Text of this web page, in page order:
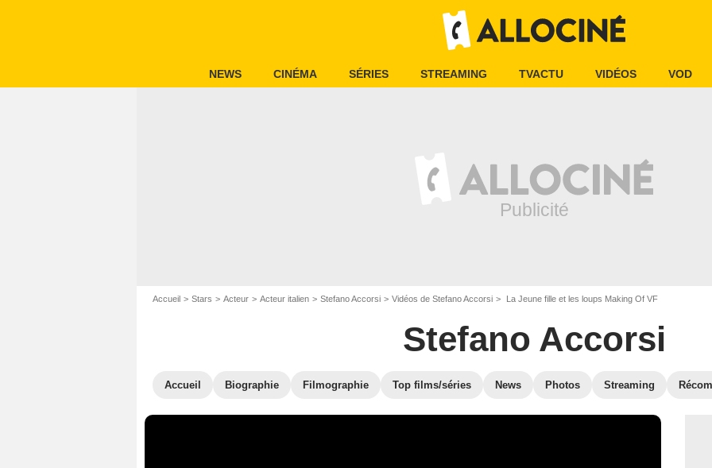
NEWS CINÉMA SÉRIES STREAMING TVACTU VIDÉOS VOD
Accueil Stars Acteur Acteur italien Stefano Accorsi Vidéos de Stefano Accorsi La Jeune fille et les loups Making Of VF
Stefano Accorsi
Accueil Biographie Filmographie Top films/séries News Photos Streaming